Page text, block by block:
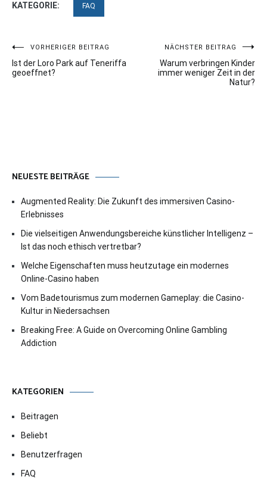
KATEGORIE: FAQ
Beitragsnavigation
VORHERIGER BEITRAG
Ist der Loro Park auf Teneriffa
geoeffnet?
NÄCHSTER BEITRAG
Warum verbringen Kinder
immer weniger Zeit in der
Natur?
NEUESTE BEITRÄGE
Augmented Reality: Die Zukunft des immersiven Casino-
Erlebnisses
Die vielseitigen Anwendungsbereiche künstlicher Intelligenz –
Ist das noch ethisch vertretbar?
Welche Eigenschaften muss heutzutage ein modernes
Online-Casino haben
Vom Badetourismus zum modernen Gameplay: die Casino-
Kultur in Niedersachsen
Breaking Free: A Guide on Overcoming Online Gambling
Addiction
KATEGORIEN
Beitragen
Beliebt
Benutzerfragen
FAQ